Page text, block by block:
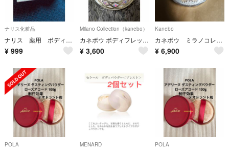
ナリス化粧品
ナリス 薬用 ボディパウダー
¥ 999
Milano Collection（kanebo）
カネボウ ボディフレッシュパウダー ミラノコレクション 2020
¥ 3,600
Kanebo
カネボウ ミラノコレクション ボディフレッシュパウダー 2017
¥ 6,900
POLA MENARD POLA